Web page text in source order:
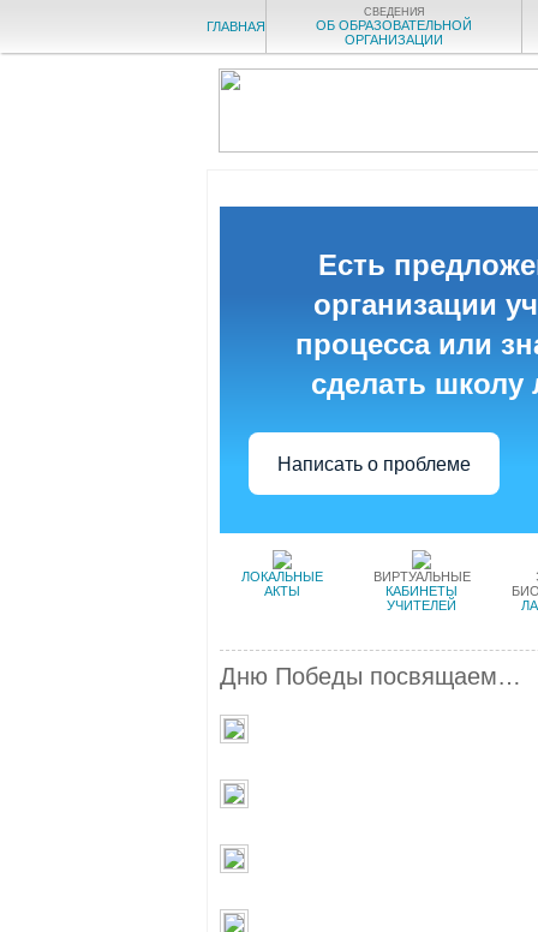
ГЛАВНАЯ
СВЕДЕНИЯ
ОБ ОБРАЗОВАТЕЛЬНОЙ
ОРГАНИЗАЦИИ
Есть
организации
процесса или
сделать школу
Написать о проблеме
ЛОКАЛЬНЫЕ
АКТЫ
ВИРТУАЛЬНЫЕ
КАБИНЕТЫ
УЧИТЕЛЕЙ
Дню Победы посвящаем…